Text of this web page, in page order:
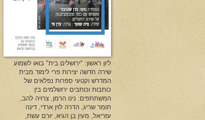
ליון ראשון: "ירושלים.בית" בואו לשמוע
שירה חדשה יצירות פרי לימוד מבית
המדרש וקטעי ספרות נפלאים של
כותבות וכותבים ירושלמים בין
המשתתפים: נינו הרמן, צרויה להב,
תומר שריג, הדרה לוין ארדי, דינה
עזריאל, מעין בן הגיא, יורם עשת,